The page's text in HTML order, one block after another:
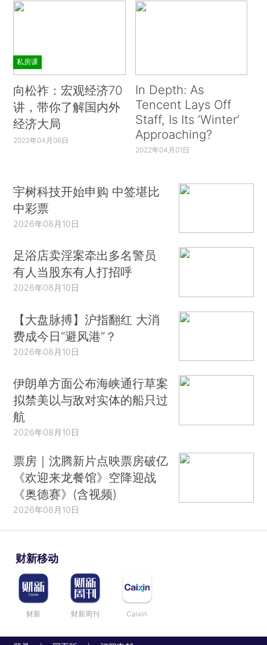
私房课
向松祚：宏观经济70
讲，带你了解国内外
经济大局
2022年04月06日
In Depth: As
Tencent Lays Off
Staff, Is Its ‘Winter’
Approaching?
2022年04月01日
宇树科技开始申购 中签堪比
中彩票
2026年08月10日
足浴店卖淫案牵出多名警员
有人当股东有人打招呼
2026年08月10日
【大盘脉搏】沪指翻红 大消
费成今日“避风港”？
2026年08月10日
伊朗单方面公布海峡通行草案
拟禁美以与敌对实体的船只过
航
2026年08月10日
票房｜沈腾新片点映票房破亿
《欢迎来龙餐馆》空降迎战
《奥德赛》(含视频)
2026年08月10日
财新移动
财新 财新周刊 Caixin